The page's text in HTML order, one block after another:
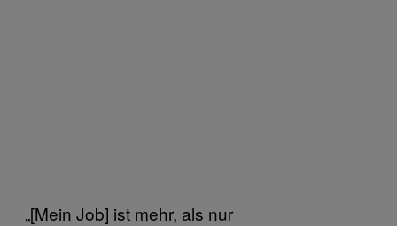
„[Mein Job] ist mehr, als nur